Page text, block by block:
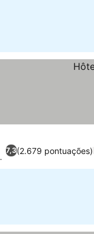
7,3(2.679 pontuações)